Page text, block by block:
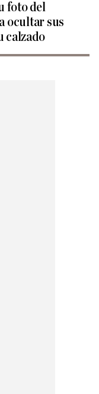
foto del
ocultar sus
calzado